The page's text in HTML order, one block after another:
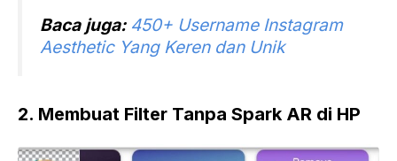
Baca juga: 450+ Username Instagram
Aesthetic Yang Keren dan Unik
2. Membuat Filter Tanpa Spark AR di HP